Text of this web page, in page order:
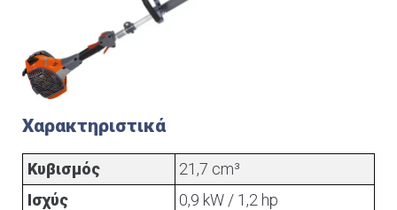
Χαρακτηριστικά
Κυβισμός
21,7 cm³
Ισχύς
0,9 kW / 1,2 hp